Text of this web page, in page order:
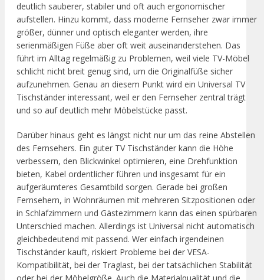
deutlich sauberer, stabiler und oft auch ergonomischer
aufstellen. Hinzu kommt, dass moderne Fernseher zwar immer
größer, dünner und optisch eleganter werden, ihre
serienmäßigen Füße aber oft weit auseinanderstehen. Das
führt im Alltag regelmäßig zu Problemen, weil viele TV-Möbel
schlicht nicht breit genug sind, um die Originalfüße sicher
aufzunehmen. Genau an diesem Punkt wird ein Universal TV
Tischständer interessant, weil er den Fernseher zentral trägt
und so auf deutlich mehr Möbelstücke passt.
Darüber hinaus geht es längst nicht nur um das reine Abstellen
des Fernsehers. Ein guter TV Tischständer kann die Höhe
verbessern, den Blickwinkel optimieren, eine Drehfunktion
bieten, Kabel ordentlicher führen und insgesamt für ein
aufgeräumteres Gesamtbild sorgen. Gerade bei großen
Fernsehern, in Wohnräumen mit mehreren Sitzpositionen oder
in Schlafzimmern und Gästezimmern kann das einen spürbaren
Unterschied machen. Allerdings ist Universal nicht automatisch
gleichbedeutend mit passend. Wer einfach irgendeinen
Tischständer kauft, riskiert Probleme bei der VESA-
Kompatibilität, bei der Traglast, bei der tatsächlichen Stabilität